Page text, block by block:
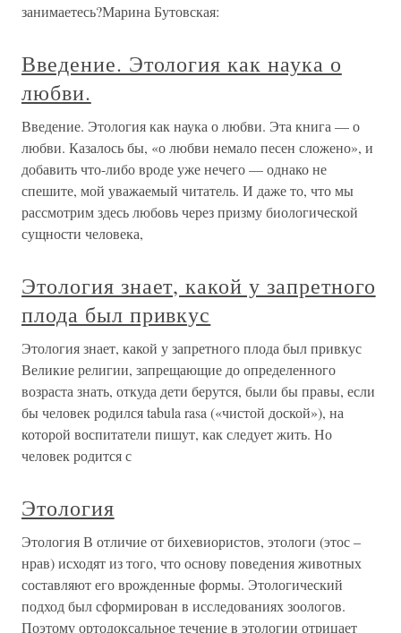
занимаетесь?Марина Бутовская:
Введение. Этология как наука о
любви.
Введение. Этология как наука о любви. Эта книга — о
любви. Казалось бы, «о любви немало песен сложено», и
добавить что-либо вроде уже нечего — однако не
спешите, мой уважаемый читатель. И даже то, что мы
рассмотрим здесь любовь через призму биологической
сущности человека,
Этология знает, какой у запретного
плода был привкус
Этология знает, какой у запретного плода был привкус
Великие религии, запрещающие до определенного
возраста знать, откуда дети берутся, были бы правы, если
бы человек родился tabula rasa («чистой доской»), на
которой воспитатели пишут, как следует жить. Но
человек родится с
Этология
Этология В отличие от бихевиористов, этологи (этос –
нрав) исходят из того, что основу поведения животных
составляют его врожденные формы. Этологический
подход был сформирован в исследованиях зоологов.
Поэтому ортодоксальное течение в этологии отрицает